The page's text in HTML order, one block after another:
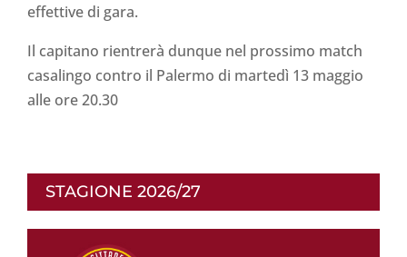
effettive di gara.
Il capitano rientrerà dunque nel prossimo match
casalingo contro il Palermo di martedì 13 maggio
alle ore 20.30
STAGIONE 2026/27